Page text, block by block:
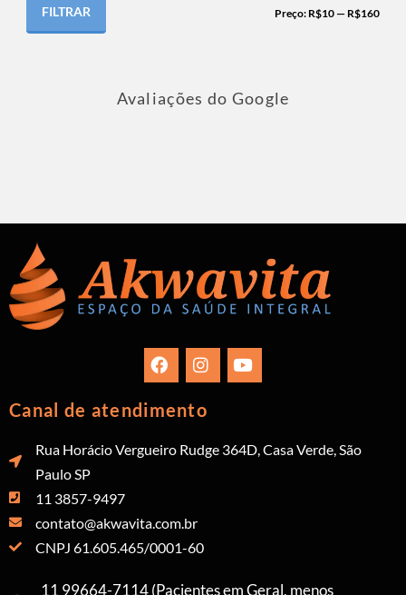
FILTRAR Preço: R$10 — R$160
Avaliações do Google
Canal de atendimento
Rua Horácio Vergueiro Rudge 364D, Casa Verde, São
Paulo SP
11 3857-9497
contato@akwavita.com.br
CNPJ 61.605.465/0001-60
11 99664-7114 (Pacientes em Geral, menos